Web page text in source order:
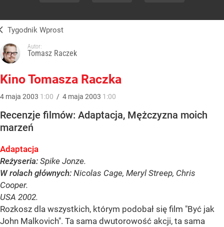
Tygodnik Wprost
Autor:
Tomasz Raczek
Kino Tomasza Raczka
4 maja 2003 1:00 / 4 maja 2003 1:00
Recenzje filmów: Adaptacja, Mężczyzna moich
marzeń
Adaptacja
Reżyseria: Spike Jonze.
W rolach głównych: Nicolas Cage, Meryl Streep, Chris
Cooper.
USA 2002.
Rozkosz dla wszystkich, którym podobał się film "Być jak
John Malkovich". Ta sama dwutorowość akcji, ta sama